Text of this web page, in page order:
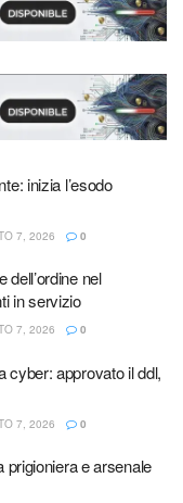
inizia l’esodo
7, 2026 0
dell’ordine nel
in servizio
7, 2026 0
cyber: approvato il ddl,
7, 2026 0
prigioniera e arsenale